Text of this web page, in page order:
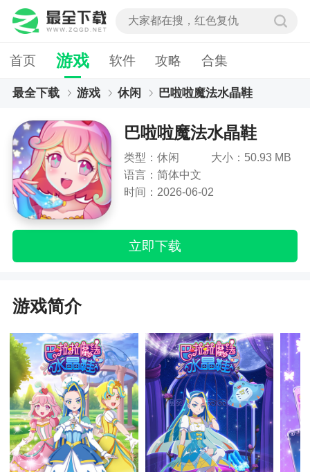
首页 游戏 软件 攻略 合集
最全下载 游戏 休闲 巴啦啦魔法水晶鞋
巴啦啦魔法水晶鞋
类型：休闲
大小：50.93 MB
语言：简体中文
时间：2026-06-02
立即下载
游戏简介